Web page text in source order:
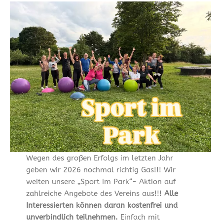
Wegen des großen Erfolgs im letzten Jahr
geben wir 2026 nochmal richtig Gas!!! Wir
weiten unsere „Sport im Park“- Aktion auf
zahlreiche Angebote des Vereins aus!!! Alle
Interessierten können daran kostenfrei und
unverbindlich teilnehmen. Einfach mit